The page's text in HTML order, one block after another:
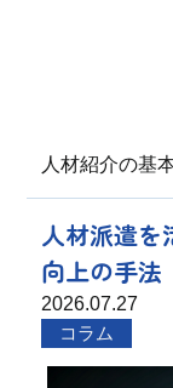
人材紹介の基
人材派遣を
向上の手法
2026.07.27
コラム